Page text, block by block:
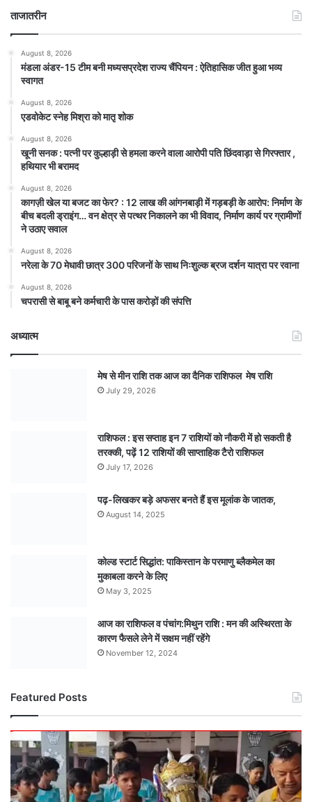
ताजातरीन
August 8, 2026
मंडला अंडर-15 टीम बनी मध्यसप्रदेश राज्य चैंपियन : ऐतिहासिक जीत हुआ भव्य
स्वागत
August 8, 2026
एडवोकेट स्नेह मिश्रा को मातृ शोक
August 8, 2026
खूनी सनक : पत्नी पर कुल्हाड़ी से हमला करने वाला आरोपी पति छिंदवाड़ा से गिरफ्तार ,
हथियार भी बरामद
August 8, 2026
कागज़ी खेल या बजट का फेर? : 12 लाख की आंगनबाड़ी में गड़बड़ी के आरोप: निर्माण के
बीच बदली ड्राइंग… वन क्षेत्र से पत्थर निकालने का भी विवाद, निर्माण कार्य पर ग्रामीणों
ने उठाए सवाल
August 8, 2026
नरेला के 70 मेधावी छात्र 300 परिजनों के साथ निःशुल्क ब्रज दर्शन यात्रा पर रवाना
August 8, 2026
चपरासी से बाबू बने कर्मचारी के पास करोड़ों की संपत्ति
अध्यात्म
मेष से मीन राशि तक आज का दैनिक राशिफल मेष राशि
July 29, 2026
राशिफल : इस सप्ताह इन 7 राशियों को नौकरी में हो सकती है
तरक्की, पढ़ें 12 राशियों की साप्ताहिक टैरो राशिफल
July 17, 2026
पढ़-लिखकर बड़े अफसर बनते हैं इस मूलांक के जातक,
August 14, 2025
कोल्ड स्टार्ट सिद्धांत: पाकिस्तान के परमाणु ब्लैकमेल का
मुकाबला करने के लिए
May 3, 2025
आज का राशिफल व पंचांग:मिथुन राशि : मन की अस्थिरता के
कारण फैसले लेने में सक्षम नहीं रहेंगे
November 12, 2024
Featured Posts
अंडर-15
टीम
बनी
मध्यसप्रदेश